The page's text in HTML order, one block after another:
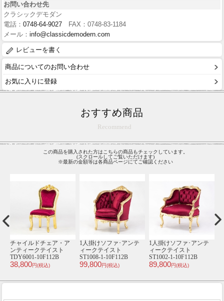
お問い合わせ先
クラシックデモダン
電話： 0748-64-9027 FAX：0748-83-1184
メール： info@classicdemodern.com
レビューを書く
商品についてのお問い合わせ
お気に入りに登録
おすすめ商品
Recommend
この商品を購入された方はこちらの商品もチェックしています。
(スクロールしてご覧いただけます)
※最新の金額等は各商品ページにてご確認ください
ミニチェア･アンティー
クテイスト ST6090-N-
10F112
39,800円(税込)
2人掛けソファ･アンテ
ィークテイスト
ST1002-2-10F112B
138,000円(税込)
3人掛けソファ･アンテ
ィークテイスト
ST1006-3-SH-10F112B
200,000円(税込)